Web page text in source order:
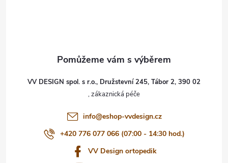
VV DESIGN spol. s r.o., Družstevní 245, Tábor 2, 390 02
info@eshop-vvdesign.cz
+420 776 077 066 (07:00 - 14:30 hod.)
VV Design ortopedik